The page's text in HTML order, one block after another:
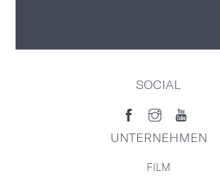
SOCIAL
UNTERNEHMEN
FILM